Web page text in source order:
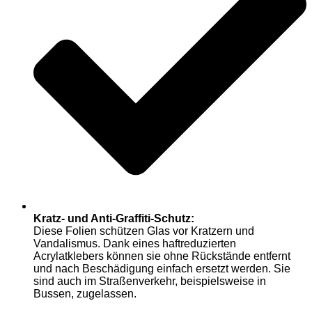
Kratz- und Anti-Graffiti-Schutz:
Diese Folien schützen Glas vor Kratzern und
Vandalismus. Dank eines haftreduzierten
Acrylatklebers können sie ohne Rückstände entfernt
und nach Beschädigung einfach ersetzt werden. Sie
sind auch im Straßenverkehr, beispielsweise in
Bussen, zugelassen.